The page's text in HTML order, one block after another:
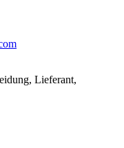
Lieferant,